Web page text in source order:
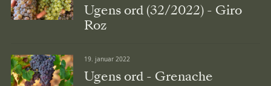
Ugens ord (32/2022) - Giro
Roz
19. januar 2022
Ugens ord - Grenache